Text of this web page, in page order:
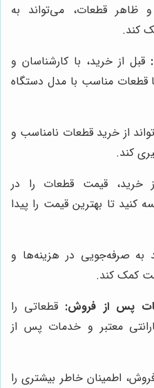
ظاهر قطعات، می‌تواند به
کند.
قبل از خرید، با کارشناسان و
مناسب با مدل دستگاه
از خرید قطعات نامناسب و
کند.
خرید، قیمت قطعات را در
کنید تا بهترین قیمت را پیدا
به صرفه‌جویی در هزینه‌ها و
کمک کند.
پس از فروش: قطعاتی را
معتبر و خدمات پس از
اطمینان خاطر بیشتری را